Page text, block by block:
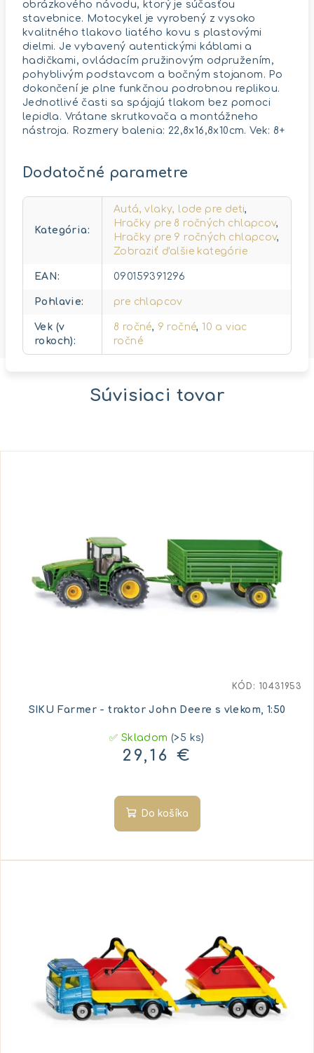
obrázkového návodu, ktorý je súčasťou
stavebnice. Motocykel je vyrobený z vysoko
kvalitného tlakovo liatého kovu s plastovými
dielmi. Je vybavený autentickými káblami a
hadičkami, ovládacím pružinovým odpružením,
pohyblivým podstavcom a bočným stojanom. Po
dokončení je plne funkčnou podrobnou replikou.
Jednotlivé časti sa spájajú tlakom bez pomoci
lepidla. Vrátane skrutkovača a montážneho
nástroja. Rozmery balenia: 22,8x16,8x10cm. Vek: 8+
Dodatočné parametre
Kategória:
Autá, vlaky, lode pre deti,
Hračky pre 8 ročných chlapcov,
Hračky pre 9 ročných chlapcov,
Zobraziť ďalšie kategórie
EAN: 090159391296
Pohlavie: pre chlapcov
Vek (v
rokoch):
8 ročné, 9 ročné,10 a viac
ročné
Súvisiaci tovar
SIKU Farmer - traktor John Deere s vlekom, 1:50
✅ Skladom(>5 ks)
29,16 €
Do košíka
KÓD: 10431953